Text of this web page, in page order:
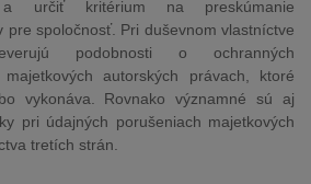
a určiť kritérium na preskúmanie
pre spoločnosť. Pri duševnom vlastníctve
podobnosti o ochranných
, majetkových autorských právach, ktoré
vykonáva. Rovnako významné sú aj
pri údajných porušeniach majetkových
tretích strán.